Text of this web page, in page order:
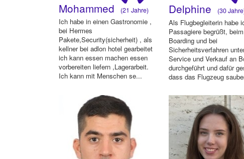
Mohammed (21 Jahre)
Ich habe in einen Gastronomie ,
bei Hermes
Pakete,Security(sicherheit) , als
kellner bei adlon hotel gearbeitet
ich kann essen machen essen
vorbereiten liefern ,Lagerarbeit.
Ich kann mit Menschen se...
Delphine (30
Als Flugbegleiterin habe
Passagiere begrüßt, beim
Boarding und bei
Sicherheitsverfahren
Service und Verkauf an
durchgeführt und dafür
dass das Flugzeug